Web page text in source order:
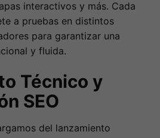
interactivos y más. Cada
a pruebas en distintos
para garantizar una
y fluida.
Técnico y
SEO
del lanzamiento